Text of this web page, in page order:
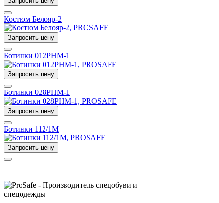
Костюм Белояр-2
Запросить цену
Ботинки 012РНМ-1
Запросить цену
Ботинки 028РНМ-1
Запросить цену
Ботинки 112/1М
Запросить цену